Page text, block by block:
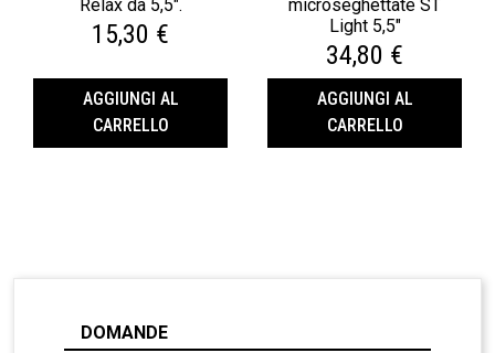
Relax da 5,5".
15,30 €
AGGIUNGI AL
CARRELLO
microseghettate ST
Light 5,5"
34,80 €
AGGIUNGI AL
CARRELLO
DOMANDE